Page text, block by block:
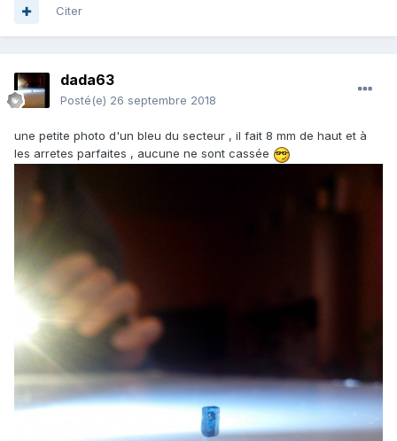
Citer
dada63
Posté(e) 26 septembre 2018
une petite photo d'un bleu du secteur , il fait 8 mm de haut et à
les arretes parfaites , aucune ne sont cassée